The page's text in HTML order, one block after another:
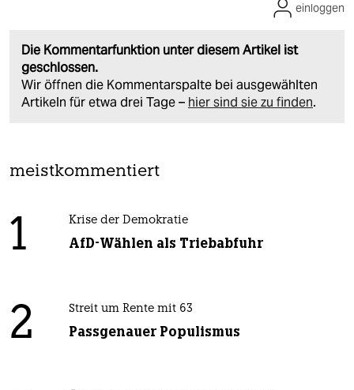
Die Kommentarfunktion unter diesem Artikel ist
geschlossen.
Wir öffnen die Kommentarspalte bei ausgewählten
Artikeln für etwa drei Tage – hier sind sie zu finden.
einloggen
meistkommentiert
1 Krise der Demokratie
AfD-Wählen als Triebabfuhr
2 Streit um Rente mit 63
Passgenauer Populismus